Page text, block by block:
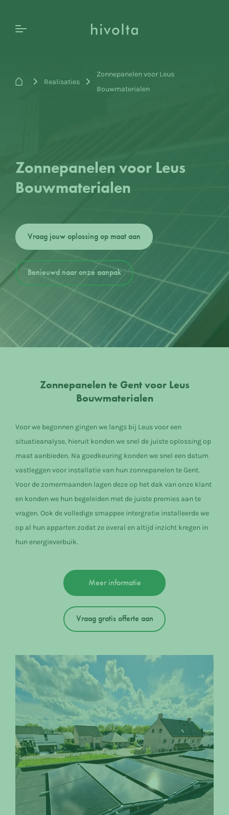
> Realisaties >
Zonnepanelen voor Leus
Bouwmaterialen
Zonnepanelen voor Leus
Bouwmaterialen
Vraag jouw oplossing op maat aan
Benieuwd naar onze aanpak
Zonnepanelen te Gent voor Leus
Bouwmaterialen
Voor we begonnen gingen we langs bij Leus voor een
situatieanalyse, hieruit konden we snel de juiste oplossing op
maat aanbieden. Na goedkeuring konden we snel een datum
vastleggen voor installatie van hun zonnepanelen te Gent.
Voor de zomermaanden lagen deze op het dak van onze klant
en konden we hun begeleiden met de juiste premies aan te
vragen. Ook de volledige smappee intergratie installeerde we
op al hun apparten zodat ze overal en altijd inzicht kregen in
hun energieverbuik.
Meer informatie
Vraag gratis offerte aan